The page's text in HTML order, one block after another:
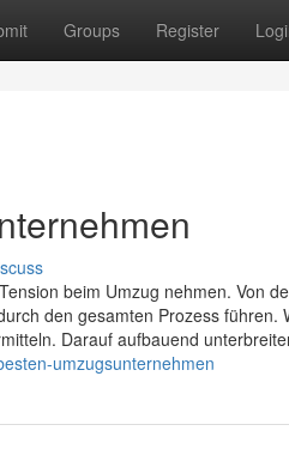
Groups Register
beim Umzug nehmen. Von
den gesamten Prozess
Darauf aufbauend
umzugsunternehmen